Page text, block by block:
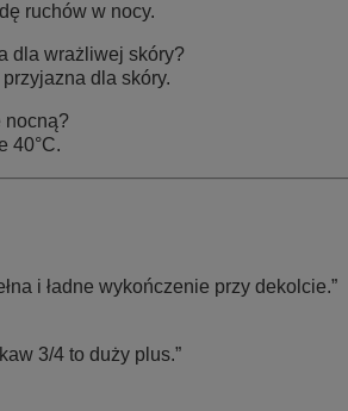
ruchów w nocy.
dla wrażliwej skóry?
dla skóry.
nocną?
40°C.
i ładne wykończenie przy dekolcie.”
3/4 to duży plus.”